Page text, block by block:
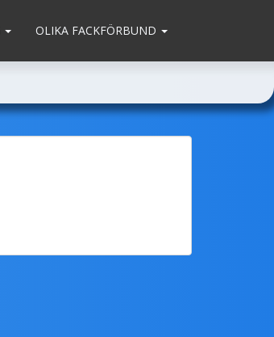
OLIKA FACKFÖRBUND